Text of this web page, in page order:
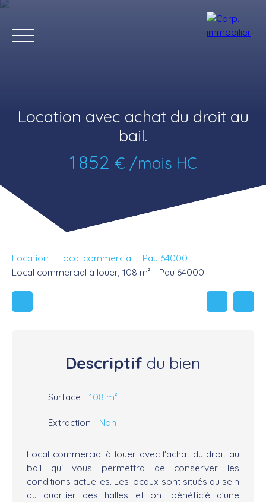
Acheter Louer Estimer Vendre
Location avec achat du droit au
bail.
1 852 € /mois HC
Location Local commercial
Pau 64000
Local commercial à louer, 108 m² - Pau 64000
Descriptif du bien
Surface : 108 m²
Extraction : Non
Local commercial à louer avec l'achat du droit au
bail qui vous permettra de conserver les
conditions actuelles. Les locaux sont situés au sein
du quartier des halles et ont bénéficié d'une